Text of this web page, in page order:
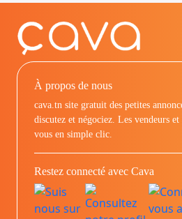
À propos de nous
cava.tn site gratuit des petites
discutez et négociez. Les vendeurs et
vous en simple clic.
Restez connecté avec Cava